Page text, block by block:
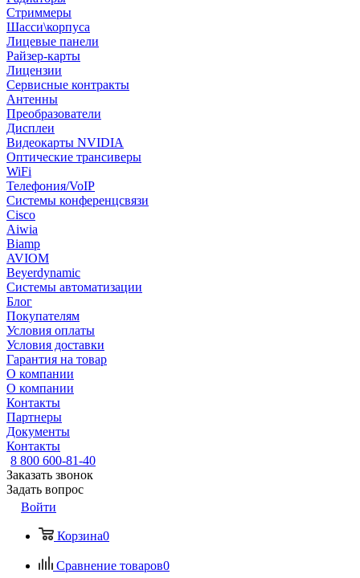
Стриммеры
Шасси\корпуса
Лицевые панели
Райзер-карты
Лицензии
Сервисные контракты
Антенны
Преобразователи
Дисплеи
Видеокарты NVIDIA
Оптические трансиверы
WiFi
Телефония/VoIP
Системы конференцсвязи
Cisco
Aiwia
Biamp
AVIOM
Beyerdynamic
Системы автоматизации
Блог
Покупателям
Условия оплаты
Условия доставки
Гарантия на товар
О компании
О компании
Контакты
Партнеры
Документы
Контакты
8 800 600-81-40
Заказать звонок
Задать вопрос
Войти
Корзина0
Сравнение товаров0